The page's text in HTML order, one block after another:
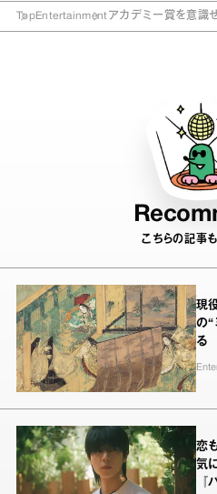
TopEntertainment アカデミー賞を意識
こちらの記事
現
の“
る
恋
気
『